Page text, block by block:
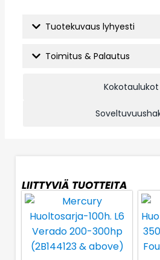
Tuotekuvaus lyhyesti
Toimitus & Palautus
Kokotaulukot
LIITTYVIÄ TUOTTEITA